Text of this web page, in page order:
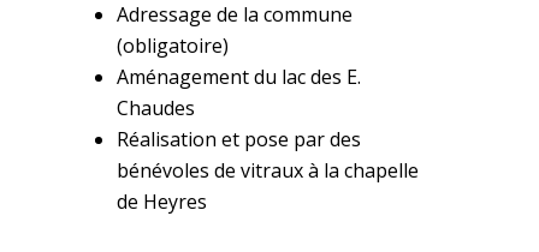
Adressage de la commune
(obligatoire)
Aménagement du lac des E.
Chaudes
Réalisation et pose par des
bénévoles de vitraux à la chapelle
de Heyres